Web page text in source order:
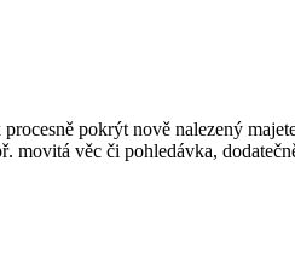
pokrýt nově nalezený
movitá věc či pohledávka,